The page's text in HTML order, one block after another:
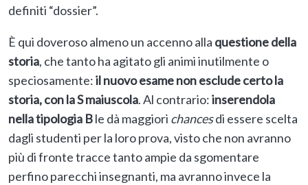
definiti “dossier”.
È qui doveroso almeno un accenno alla questione della
storia, che tanto ha agitato gli animi inutilmente o
speciosamente:il nuovo esame non esclude certo la
storia, con la S maiuscola. Al contrario:inserendola
nella tipologia Ble dà maggiori chancesdi essere scelta
dagli studenti per la loro prova, visto che non avranno
più di fronte tracce tanto ampie da sgomentare
perfino parecchi insegnanti, ma avranno invece la